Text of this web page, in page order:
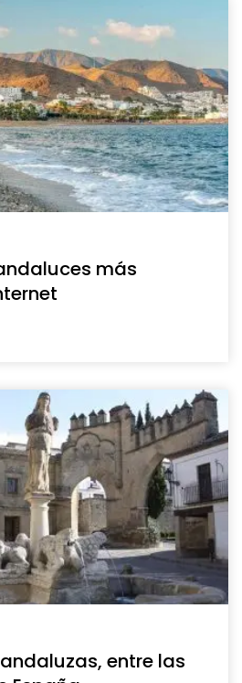
más
entre las